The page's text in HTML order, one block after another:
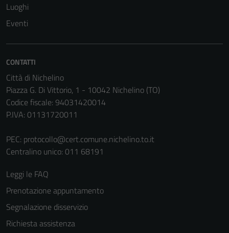
Luoghi
Eventi
CONTATTI
Città di Nichelino
Piazza G. Di Vittorio, 1 - 10042 Nichelino (TO)
Codice fiscale: 94031420014
P.IVA: 01131720011
PEC: protocollo@cert.comune.nichelino.to.it
Centralino unico: 011 68191
Leggi le FAQ
Prenotazione appuntamento
Segnalazione disservizio
Richiesta assistenza